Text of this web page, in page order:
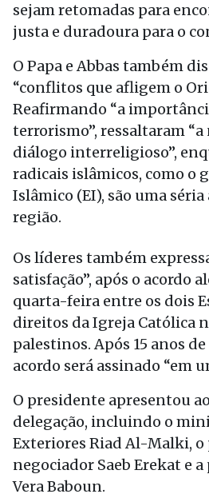
sejam retomadas para
justa e duradoura para o
O Papa e Abbas também
“conflitos que afligem o
Reafirmando “a
terrorismo”, ressaltaram “a
diálogo interreligioso”,
radicais islâmicos, como o
Islâmico (EI), são uma séria
região.
Os líderes também
satisfação”, após o acordo
quarta-feira entre os dois
direitos da Igreja Católica
palestinos. Após 15 anos
acordo será assinado “em
O presidente apresentou
delegação, incluindo o
Exteriores Riad Al-Malki,
negociador Saeb Erekat e
Vera Baboun.